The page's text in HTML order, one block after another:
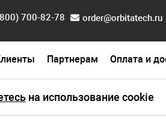
700-82-78 order@orbitatech.ru
Партнерам Оплата и
на использование cookie
Киоск